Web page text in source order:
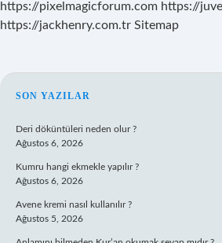
https://pixelmagicforum.com https://
https://jackhenry.com.tr Sitemap
SIDEBAR
SON YAZILAR
Deri döküntüleri neden olur ?
Ağustos 6, 2026
Kumru hangi ekmekle yapılır ?
Ağustos 6, 2026
Avene kremi nasıl kullanılır ?
Ağustos 5, 2026